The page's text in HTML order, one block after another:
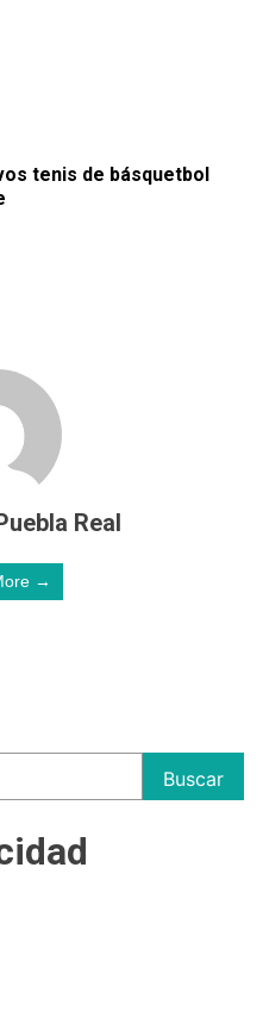
tenis de básquetbol
Real
→
Buscar